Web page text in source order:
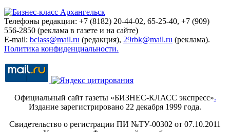
Телефоны редакции: +7 (8182) 20-44-02, 65-25-40, +7 (909)
556-2850 (реклама в газете и на сайте)
E-mail: bclass@mail.ru (редакция), 29rbk@mail.ru (реклама).
Политика конфиденциальности.
Официальный сайт газеты «БИЗНЕС-КЛАСС экспресс».
Издание зарегистрировано 22 декабря 1999 года.
Свидетельство о регистрации ПИ №ТУ-00302 от 07.10.2011